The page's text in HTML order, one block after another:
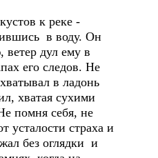
к реке -
в воду. Он
ветер дул ему в
его следов. Не
в ладонь
хватая сухими
помня себя, не
усталости страха и
без оглядки и